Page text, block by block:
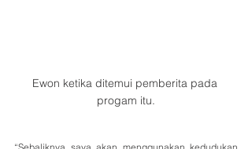
Ewon ketika ditemui pemberita pada
progam itu.